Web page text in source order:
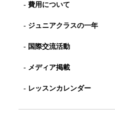
- 費用について
- ジュニアクラスの一年
- 国際交流活動
- メディア掲載
- レッスンカレンダー